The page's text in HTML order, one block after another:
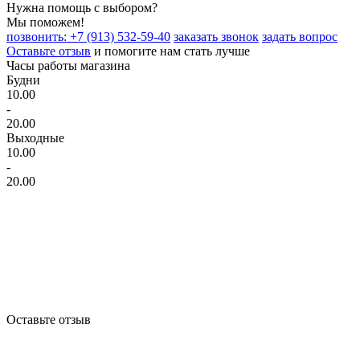
Нужна помощь с выбором?
Мы поможем!
позвонить: +7 (913) 532-59-40 заказать звонок задать вопрос
Оставьте отзыв и помогите нам стать лучше
Часы работы магазина
Будни
10.00
-
20.00
Выходные
10.00
-
20.00
Оставьте отзыв